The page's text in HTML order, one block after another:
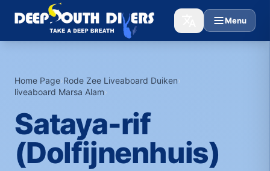
Menu
Home Page›Rode Zee Liveaboard Duiken›
liveaboard Marsa Alam›
Sataya-rif
(Dolfijnenhuis)